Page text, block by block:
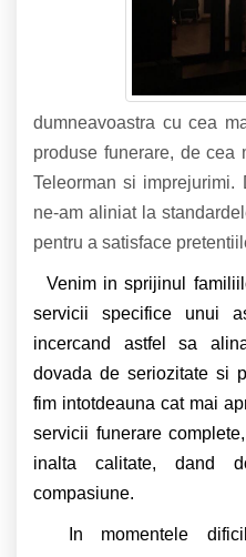
dumneavoastra cu cea
produse funerare, de cea
Teleorman si imprejurimi.
ne-am aliniat la
pentru a satisface
Venim in sprijinul
servicii specifice unui
incercand astfel sa
dovada de seriozitate si
fim intotdeauna cat mai
servicii funerare
inalta calitate, dand
compasiune.
In momentele